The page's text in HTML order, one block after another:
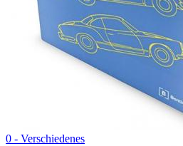
0 - Verschiedenes